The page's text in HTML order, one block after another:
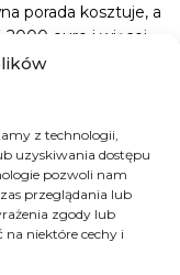
z technologii,
uzyskiwania dostępu
pozwoli nam
przeglądania lub
zgody lub
niektóre cechy i
porada kosztuje, a
2000 euro i więcej.
testują nowe
Bilet powrotny do
pomysłów, by w
księgowy sukces,
dramaty ludzi